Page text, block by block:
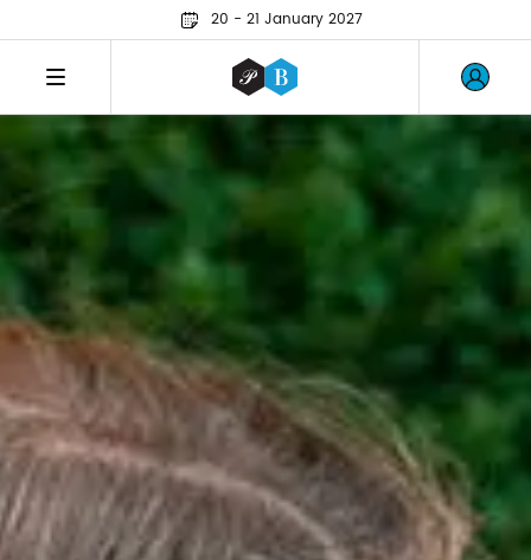
20 - 21 January 2027